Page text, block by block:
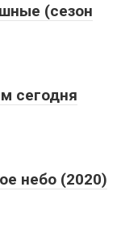
(сезон
сегодня
небо (2020)